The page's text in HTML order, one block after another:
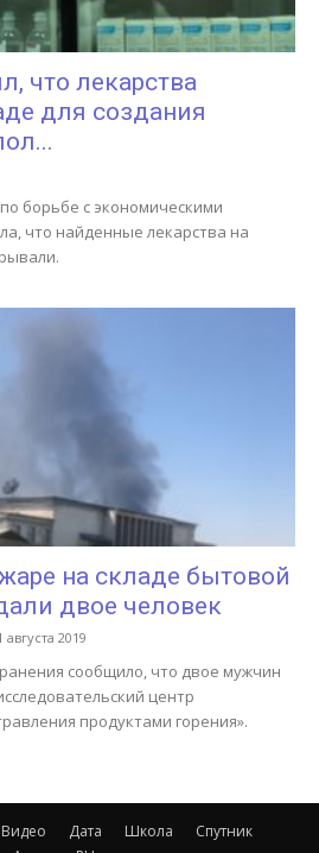
что лекарства
для создания
борьбе с экономическими
что найденные лекарства на
на складе бытовой
двое человек
августа 2019
сообщило, что двое мужчин
центр
продуктами горения».
Видео Дата Школа
Спутник